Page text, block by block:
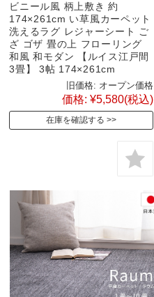
ビニール風 柄上敷き 約
174×261cm い草風カーペット
洗えるラグ レジャーシート ご
ざ ゴザ 畳の上 フローリング
和風 和モダン 【ルイス江戸間
3畳】 3帖 174×261cm
旧価格: オープン価格
価格: ¥5,580(税込)
在庫を確認する